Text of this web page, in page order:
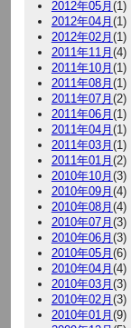
2012年05月(1)
2012年04月(1)
2012年02月(1)
2011年11月(4)
2011年10月(1)
2011年08月(1)
2011年07月(2)
2011年06月(1)
2011年04月(1)
2011年03月(1)
2011年01月(2)
2010年10月(3)
2010年09月(4)
2010年08月(4)
2010年07月(3)
2010年06月(3)
2010年05月(6)
2010年04月(4)
2010年03月(3)
2010年02月(3)
2010年01月(9)